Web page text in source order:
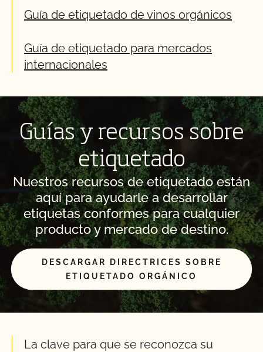
Guía de etiquetado de vinos orgánicos
Guía de etiquetado para mercados
internacionales
Guías y recursos sobre
etiquetado
Nuestros recursos de etiquetado están
aquí para ayudarle a desarrollar
etiquetas conformes para cualquier
producto y mercado de destino.
DESCARGAR DIRECTRICES SOBRE
ETIQUETADO ORGÁNICO
La clave para que se reconozca su